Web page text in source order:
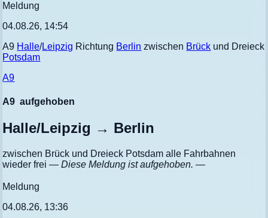
Meldung
04.08.26, 14:54
A9 Halle/Leipzig Richtung Berlin zwischen Brück und Dreieck
Potsdam
A9
A9 aufgehoben
Halle/Leipzig → Berlin
zwischen Brück und Dreieck Potsdam alle Fahrbahnen
wieder frei— Diese Meldung ist aufgehoben. —
Meldung
04.08.26, 13:36